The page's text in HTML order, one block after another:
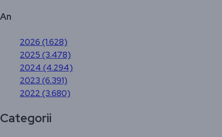
An
2026 (1.628)
2025 (3.478)
2024 (4.294)
2023 (6.391)
2022 (3.680)
Categorii